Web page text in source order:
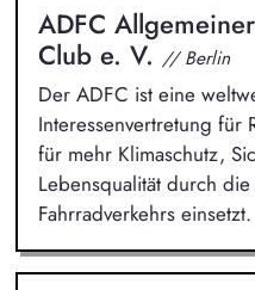
ADFC
Club e. V. // Berlin
Der ADFC ist eine
Interessenvertretung
für mehr Klimaschutz,
Lebensqualität durch
Fahrradverkehrs einsetzt.